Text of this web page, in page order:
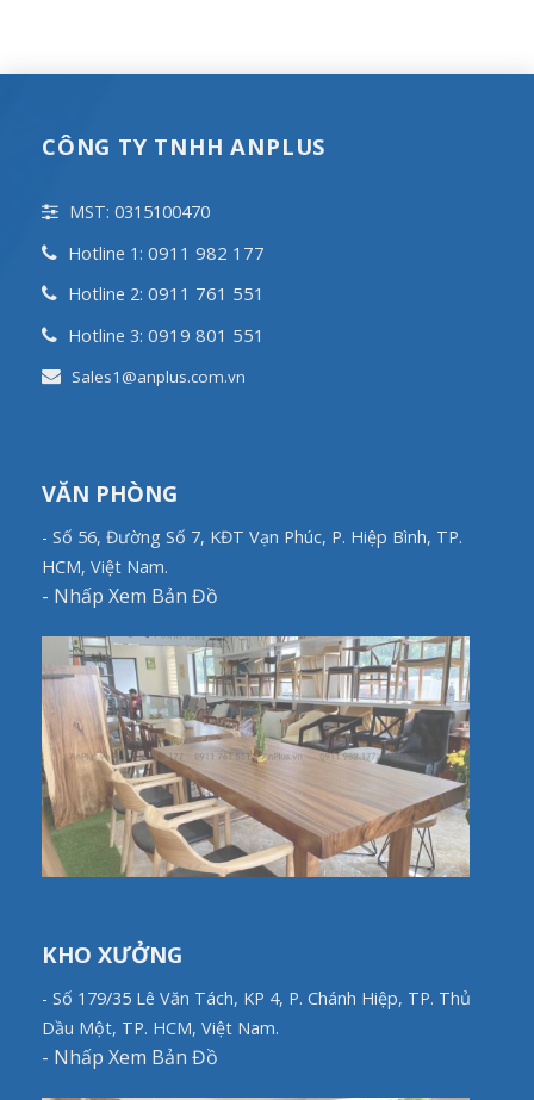
CÔNG TY TNHH ANPLUS
MST: 0315100470
Hotline 1: 0911 982 177
Hotline 2: 0911 761 551
Hotline 3: 0919 801 551
Sales1@anplus.com.vn
VĂN PHÒNG
- Số 56, Đường Số 7, KĐT Vạn Phúc, P. Hiệp Bình, TP.
HCM, Việt Nam.
- Nhấp Xem Bản Đồ
KHO XƯỞNG
- Số 179/35 Lê Văn Tách, KP 4, P. Chánh Hiệp, TP. Thủ
Dầu Một, TP. HCM, Việt Nam.
- Nhấp Xem Bản Đồ